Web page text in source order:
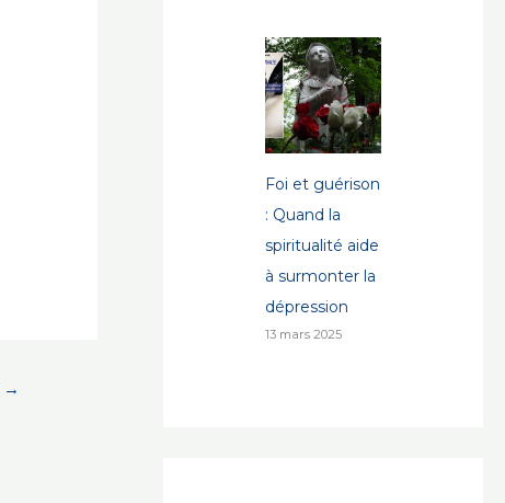
→
Foi et guérison
: Quand la
spiritualité aide
à surmonter la
dépression
13 mars 2025